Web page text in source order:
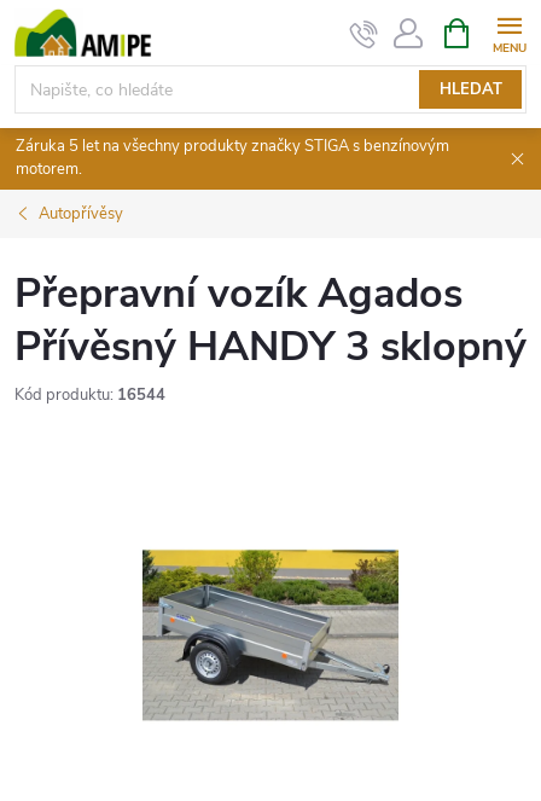
na
obsah
HLEDAT
NÁKUPNÍ
KOŠÍK
Záruka 5 let na všechny produkty značky STIGA s benzínovým
motorem.
Autopřívěsy
Přepravní vozík Agados
Přívěsný HANDY 3 sklopný
Kód produktu: 16544